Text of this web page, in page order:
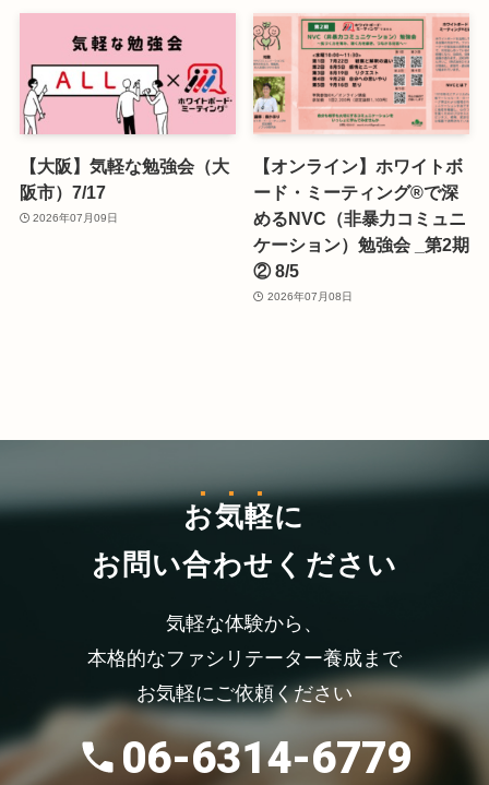
【大阪】気軽な勉強会（大
阪市）7/17
2026年07月09日
【オンライン】ホワイトボ
ード・ミーティング®で深
めるNVC（非暴力コミュニ
ケーション）勉強会 _第2期
② 8/5
2026年07月08日
お気軽に
お問い合わせください
気軽な体験から、
本格的なファシリテーター養成まで
お気軽にご依頼ください
06-6314-6779